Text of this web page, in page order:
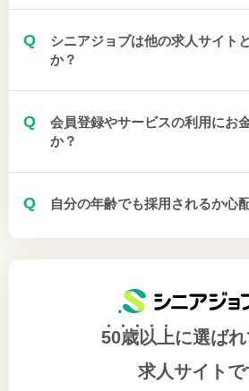
Q
シニアジョブは他の求人サイト
か？
Q
会員登録やサービスの利用にお
か？
Q 自分の年齢でも採用されるか心
50歳以上に選ば
求人サイトで